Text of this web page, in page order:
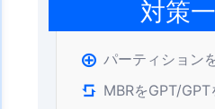
対策
 パーティション
 MBRをGPT/GPT